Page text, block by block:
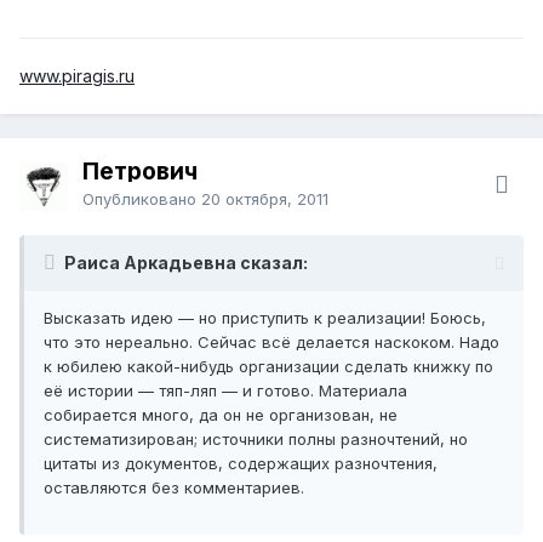
www.piragis.ru
Петрович
Опубликовано 20 октября, 2011
Раиса Аркадьевна сказал:
Высказать идею — но приступить к реализации! Боюсь,
что это нереально. Сейчас всё делается наскоком. Надо
к юбилею какой-нибудь организации сделать книжку по
её истории — тяп-ляп — и готово. Материала
собирается много, да он не организован, не
систематизирован; источники полны разночтений, но
цитаты из документов, содержащих разночтения,
оставляются без комментариев.